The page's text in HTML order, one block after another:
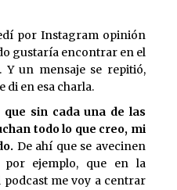
por Instagram opinión
gustaría encontrar en el
Y un mensaje se repitió,
di en esa charla.
sin cada una de las
todo lo que creo, mi
De ahí que se avecinen
por ejemplo, que en la
me voy a centrar